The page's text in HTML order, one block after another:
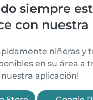
siempre
con nuestra
niñeras y
en su área a
nuestra aplicación!